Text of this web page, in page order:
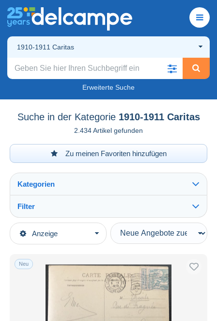
1910-1911 Caritas
Erweiterte Suche
Suche in der Kategorie 1910-1911 Caritas
2.434 Artikel gefunden
Zu meinen Favoriten hinzufügen
Anzeige
Kategorien
Hauptkategorien
Europa
1909-1951
Filter
Art der Verkäufe
Laufende Angebote
Auktionen mit Geboten
Auktionen ohne Gebote
Auktionshäuser
Verkauft
Neu